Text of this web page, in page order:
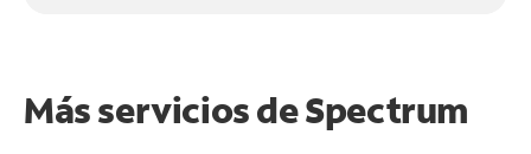
Más servicios de Spectrum